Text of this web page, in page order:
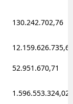
130.242.702,76
12.159.626.735,62
52.951.670,71
1.596.553.324,02